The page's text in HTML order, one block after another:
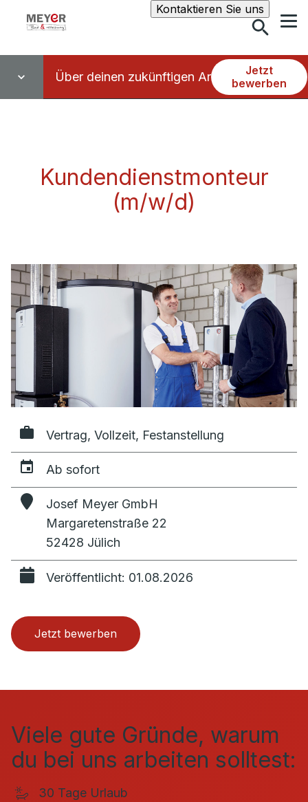
Kontaktieren Sie unsSuche
Über deinen zukünftigen Arbeitsplatz
Jetzt
bewerben
Kundendienstmonteur
(m/w/d)
Vertrag, Vollzeit, Festanstellung
Ab sofort
Josef Meyer GmbH
Margaretenstraße 22
52428 Jülich
Veröffentlicht: 01.08.2026
Jetzt bewerben
Viele gute Gründe, warum
du bei uns arbeiten solltest:
30 Tage Urlaub